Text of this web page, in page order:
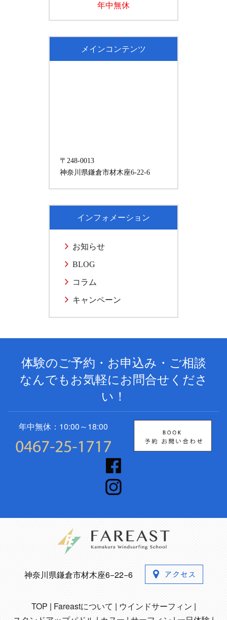
年中無休
メインコンテンツ
〒248-0013
神奈川県鎌倉市材木座6-22-6
インフォメーション
お知らせ
BLOG
コラム
キャンペーン
体験のご予約・お申込み・ご相談
なんでもお気軽にお問合せくださ
い！
年中無休：10:00～18:00
神奈川県鎌倉市材木座6−22−6
TOP Fareastについて
ウインドサーフィン